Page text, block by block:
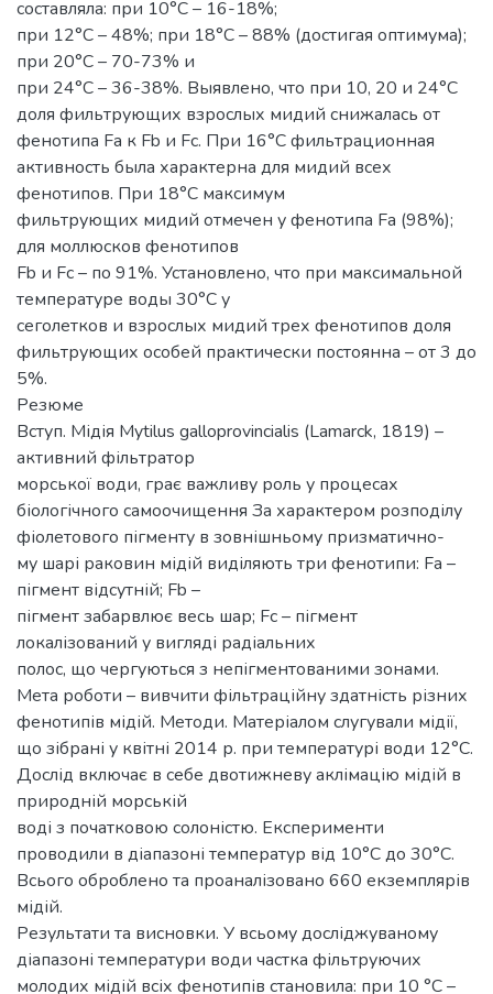
составляла: при 10°С – 16-18%;
при 12°С – 48%; при 18°С – 88% (достигая оптимума);
при 20°С – 70-73% и
при 24°С – 36-38%. Выявлено, что при 10, 20 и 24°С
доля фильтрующих взрослых мидий снижалась от
фенотипа Fа к Fb и Fc. При 16°С фильтрационная
активность была характерна для мидий всех
фенотипов. При 18°С максимум
фильтрующих мидий отмечен у фенотипа Fа (98%);
для моллюсков фенотипов
Fb и Fc – по 91%. Установлено, что при максимальной
температуре воды 30°С у
сеголетков и взрослых мидий трех фенотипов доля
фильтрующих особей практически постоянна – от 3 до
5%.
Резюме
Вступ. Мідія Mytilus galloprovincialis (Lamarсk, 1819) –
активний фільтратор
морської води, грає важливу роль у процесах
біологічного самоочищення За характером розподілу
фіолетового пігменту в зовнішньому призматично-
му шарі раковин мідій виділяють три фенотипи: Fа –
пігмент відсутній; Fb –
пігмент забарвлює весь шар; Fс – пігмент
локалізований у вигляді радіальних
полос, що чергуються з непігментованими зонами.
Мета роботи – вивчити фільтраційну здатність різних
фенотипів мідій. Методи. Матеріалом слугували мідії,
що зібрані у квітні 2014 р. при температурі води 12°С.
Дослід включає в себе двотижневу аклімацію мідій в
природній морській
воді з початковою солоністю. Експерименти
проводили в діапазоні температур від 10°С до 30°С.
Всього оброблено та проаналізовано 660 екземплярів
мідій.
Результати та висновки. У всьому досліджуваному
діапазоні температури води частка фільтруючих
молодих мідій всіх фенотипів становила: при 10 °С –